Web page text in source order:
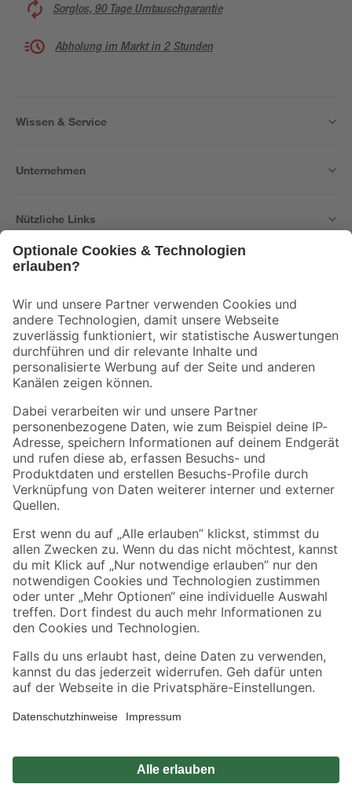
Sorglos, 90 Tage Umtauschgarantie
Abholung im Markt in 2 Stunden
Wissen & Service
Unternehmen
Nützliche Links
Der toom Newsletter: Keine Angebote und Aktionen mehr verpassen!
Zur Newsletter Anmeldung
Folge uns
Zahlungsarten Versandarten
Sicher einkaufen
Jetzt die toom-App herunterladen
Alle Preisangaben in EUR inkl. gesetzl. MwSt.. Die dargestellten Angebote sind unter
Umständen nicht in allen Märkten verfügbar. Die angegebenen Verfügbarkeiten beziehen
Produkte nur solange der Vorrat reicht.
*Paketversand ab 59 € versandkostenfrei, gilt nicht für Artikel mit Speditionsversand, hier
Privatsphäre Impressum
Nutzungsbedingungen
Widerrufsrecht Vertrag widerrufen